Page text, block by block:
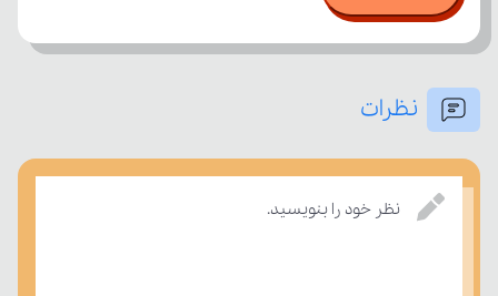
تسلط خود را بر مفاهیم درسی بسنجند.
نظرات
نظر خود را بنویسید.